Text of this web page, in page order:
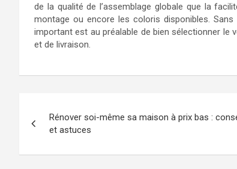
de la qualité de l’assemblage globale que la
montage ou encore les coloris disponibles.
important est au préalable de bien sélectionner le
et de livraison.
de
l’article
Rénover soi-même sa maison à prix bas :
et astuces